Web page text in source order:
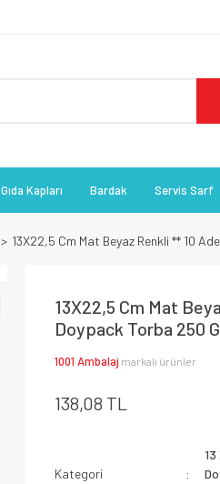
Gıda Kapları Bardak Servis Sarf
13X22,5 Cm Mat Beyaz Renkli ** 10
13X22,5 Cm Mat
Doypack Torba 250
1001 Ambalaj markalı ürünler
138,08 TL
Kategori